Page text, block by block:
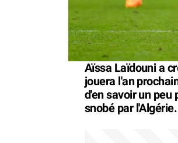
Aïssa Laïdouni a
jouera l'an
d'en savoir un peu
snobé par l'Algérie.